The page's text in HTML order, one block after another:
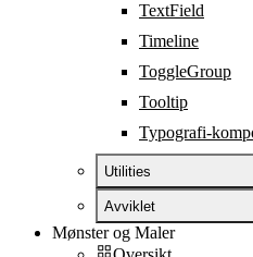
TextField
Timeline
ToggleGroup
Tooltip
Typografi-
Utilities
Avviklet
Mønster og Maler